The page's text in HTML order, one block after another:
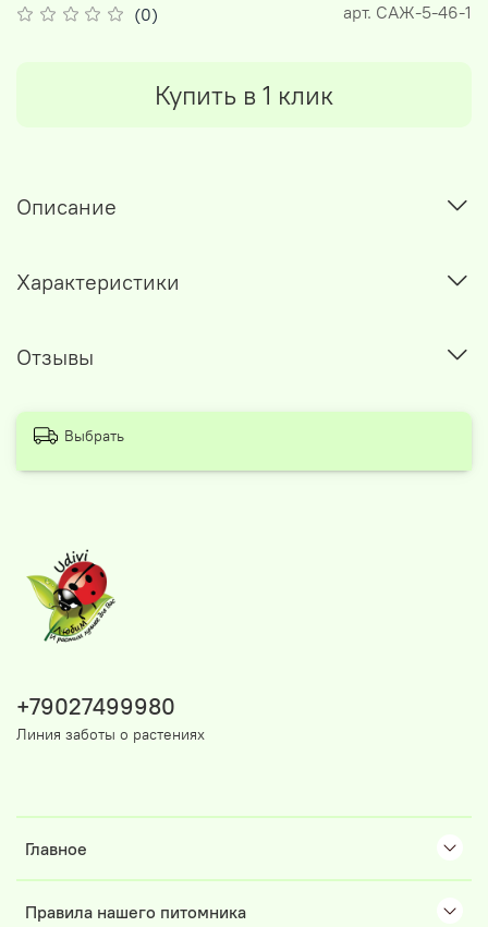
(0) арт. САЖ-5-46-1
Купить в 1 клик
Описание
Характеристики
Отзывы
Выбрать
Главное
Правила нашего питомника
+79027499980
Линия заботы о растениях